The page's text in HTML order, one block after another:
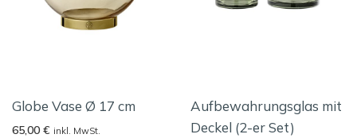
Globe Vase Ø 17 cm
65,00 € inkl. MwSt.
Aufbewahrungsglas mit
Deckel (2-er Set)